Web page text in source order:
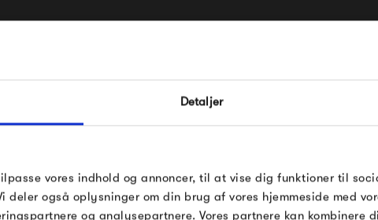
Detaljer
vores indhold og annoncer, til at vise dig funktioner til
deler også oplysninger om din brug af vores hjemmeside med
og analysepartnere. Vores partnere kan kombinere
Det er ikke svært at forstå,
møbler, interiør og
2002 og lanceret i 2003 til
møbelmesser. Siden er det
FÅ 10% PÅ DIN NÆSTE
Gælder ikke på produkter fra Fermob,
Pop og i forvejen nedsatte produkter.